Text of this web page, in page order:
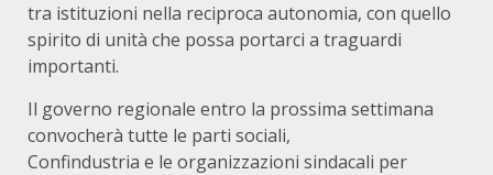
tra istituzioni nella reciproca autonomia, con quello
spirito di unità che possa portarci a traguardi
importanti.
Il governo regionale entro la prossima settimana
convocherà tutte le parti sociali,
Confindustria e le organizzazioni sindacali per